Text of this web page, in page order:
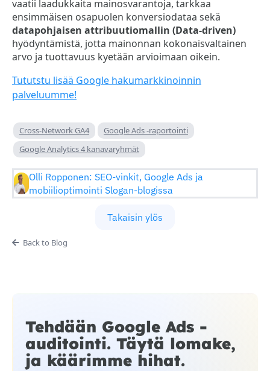
vaatii laadukkaita mainosvarantoja, tarkkaa
ensimmäisen osapuolen konversiodataa sekä
datapohjaisen attribuutiomallin (Data-driven)
hyödyntämistä, jotta mainonnan kokonaisvaltainen
arvo ja tuottavuus kyetään arvioimaan oikein.
Tututstu lisää Google hakumarkkinoinnin
palveluumme!
Cross-Network GA4
Google Ads -raportointi
Google Analytics 4 kanavaryhmät
Olli Ropponen: SEO-vinkit, Google Ads ja
mobiilioptimointi Slogan-blogissa
Takaisin ylös
Back to Blog
Tehdään Google Ads -
auditointi. Täytä lomake,
ja käärimme hihat.